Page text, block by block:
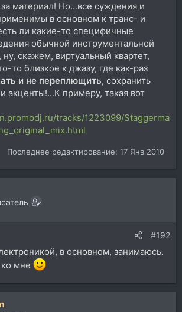
материал! Но...все суждения и
в основном к транс- и
ли какие-то специфичные
обычной инструментальной
скажем, виртуальный квартет,
то близкое к джазу, где как-раз
и не переплющить, сохранить
акценты!...К примеру, такая вот
tracks/1223099/Staggerma
Последнее редактирование: 17 Янв 2010
#192
в основном, занимаюсь.
мне